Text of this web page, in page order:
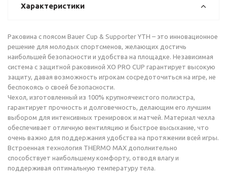
Характеристики
Раковина с поясом Bauer Cup & Supporter YTH – это инновационное
решение для молодых спортсменов, желающих достичь
наибольшей безопасности и удобства на площадке. Независимая
система с защитной раковиной XO PRO CUP гарантирует высокую
защиту, давая возможность игрокам сосредоточиться на игре, не
беспокоясь о своей безопасности.
Чехол, изготовленный из 100% крупноячеистого полиэстра,
гарантирует прочность и долговечность, делающим его лучшим
выбором для интенсивных тренировок и матчей. Материал чехла
обеспечивает отличную вентиляцию и быстрое высыхание, что
очень важно для поддержания удобства на протяжении всей игры.
Встроенная технология THERMO MAX дополнительно
способствует наибольшему комфорту, отводя влагу и
поддерживая оптимальную температуру тела.